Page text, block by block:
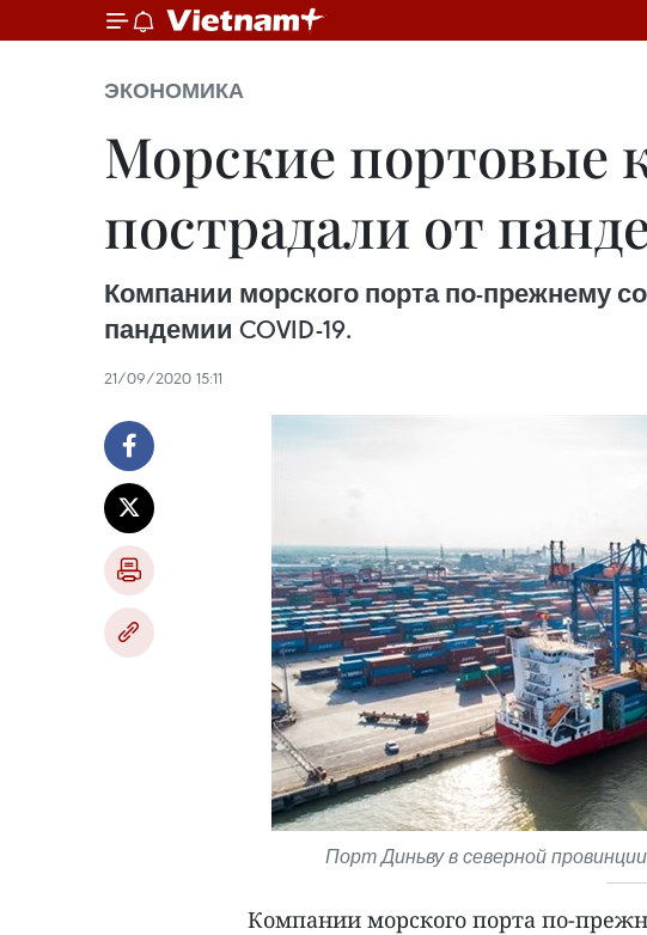
ЭКОНОМИКА
Морские портовые
пострадали от
Компании морского порта по-прежнему
пандемии COVID-19.
21/09/2020 15:11
Порт Диньву в северной
Компании морского порта по-